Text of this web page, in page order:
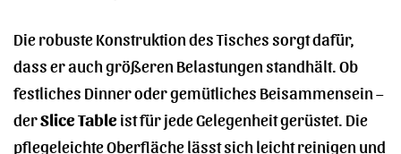
Die robuste Konstruktion des Tisches sorgt dafür,
dass er auch größeren Belastungen standhält. Ob
festliches Dinner oder gemütliches Beisammensein –
derSlice Tableist für jede Gelegenheit gerüstet. Die
pflegeleichte Oberfläche lässt sich leicht reinigen und